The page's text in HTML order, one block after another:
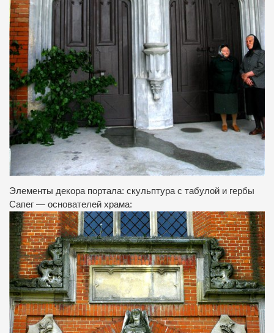
Элементы декора портала: скульптура с табулой и гербы
Сапег — основателей храма: